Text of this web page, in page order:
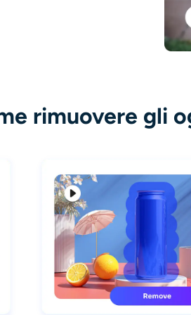
rimuovere gli